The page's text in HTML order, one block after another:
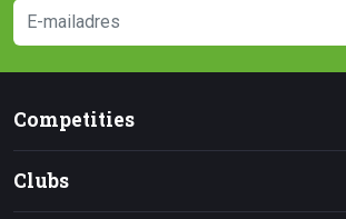
Competities
Clubs